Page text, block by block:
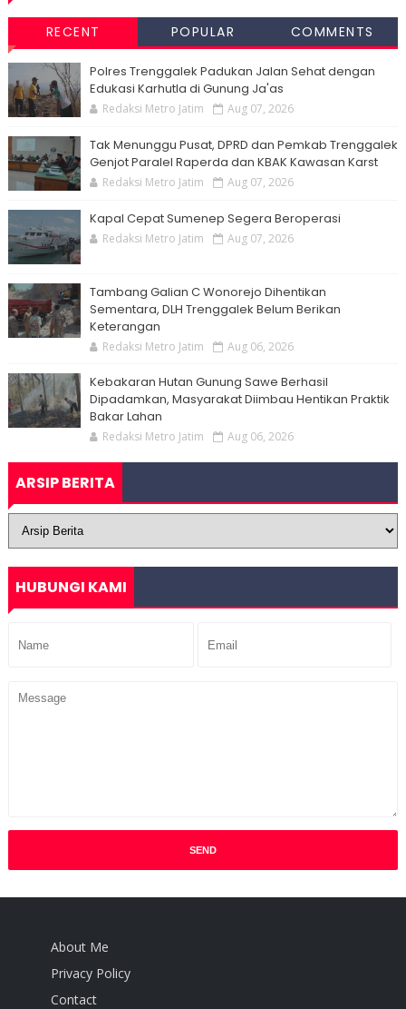
RECENT POPULAR COMMENTS
Polres Trenggalek Padukan Jalan Sehat dengan
Edukasi Karhutla di Gunung Ja'as
Redaksi Metro Jatim Aug 07, 2026
Tak Menunggu Pusat, DPRD dan Pemkab Trenggalek
Genjot Paralel Raperda dan KBAK Kawasan Karst
Redaksi Metro Jatim Aug 07, 2026
Kapal Cepat Sumenep Segera Beroperasi
Redaksi Metro Jatim Aug 07, 2026
Tambang Galian C Wonorejo Dihentikan
Sementara, DLH Trenggalek Belum Berikan
Keterangan
Redaksi Metro Jatim Aug 06, 2026
Kebakaran Hutan Gunung Sawe Berhasil
Dipadamkan, Masyarakat Diimbau Hentikan Praktik
Bakar Lahan
Redaksi Metro Jatim Aug 06, 2026
ARSIP BERITA
HUBUNGI KAMI
About Me
Privacy Policy
Contact